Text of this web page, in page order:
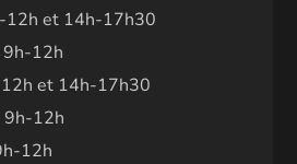
12h et 14h-17h30
9h-12h
12h et 14h-17h30
9h-12h
12h